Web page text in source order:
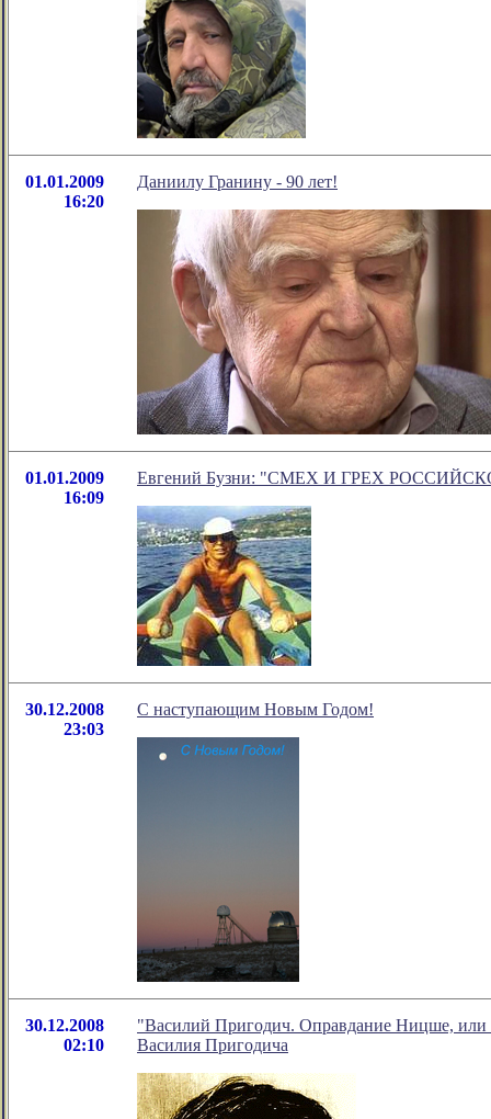
01.01.2009
16:20
Даниилу Гранину - 90 лет!
01.01.2009
16:09
Евгений Бузни: "СМЕХ И ГРЕХ
30.12.2008
23:03
С наступающим Новым Годом!
30.12.2008
02:10
"Василий Пригодич. Оправдание Ницше,
Василия Пригодича